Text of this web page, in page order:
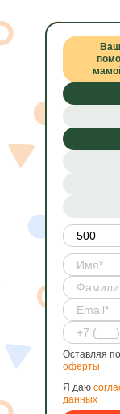
Оставляя
оферты
Я даю
данных